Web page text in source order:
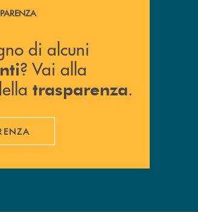
alcuni documenti ? Vai alla pagina della
di alcuni
? Vai alla
trasparenza.